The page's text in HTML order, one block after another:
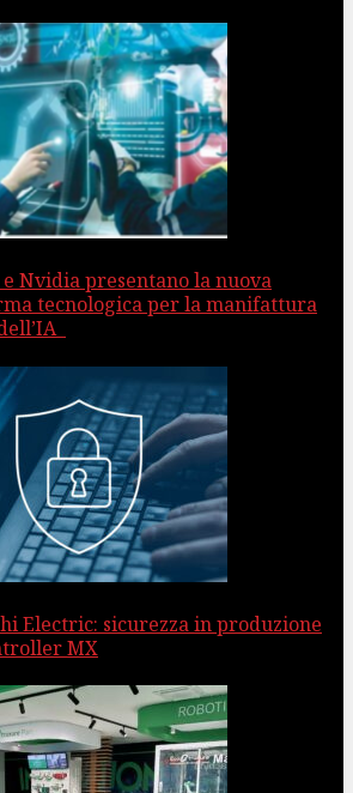
e Nvidia presentano la nuova
tecnologica per la manifattura
Electric: sicurezza in produzione
MX